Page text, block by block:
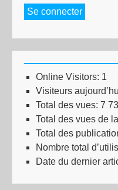
Se connecter
Online Visitors: 1
Visiteurs
Total des vues: 7
Total des vues de
Total des
Nombre total
Date du dernier